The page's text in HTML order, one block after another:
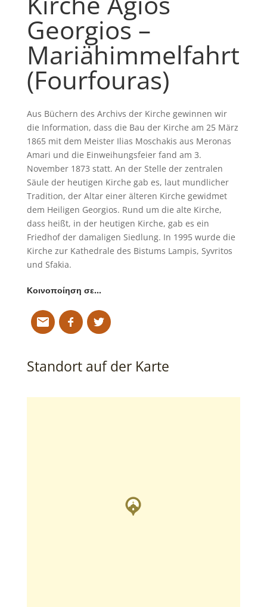
Georgios –
Mariähimmelfahrt
(Fourfouras)
Aus Büchern des Archivs der Kirche gewinnen wir
die Information, dass die Bau der Kirche am 25 März
1865 mit dem Meister Ilias Moschakis aus Meronas
Amari und die Einweihungsfeier fand am 3.
November 1873 statt. An der Stelle der zentralen
Säule der heutigen Kirche gab es, laut mundlicher
Tradition, der Altar einer älteren Kirche gewidmet
dem Heiligen Georgios. Rund um die alte Kirche,
dass heißt, in der heutigen Kirche, gab es ein
Friedhof der damaligen Siedlung. In 1995 wurde die
Kirche zur Kathedrale des Bistums Lampis, Syvritos
und Sfakia.
Κοινοποίηση σε…
Standort auf der Karte